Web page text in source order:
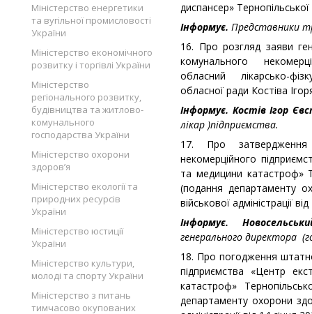
Міністерство енергетики
та вугільної промисловості
України
Міністерство економічного
розвитку і торгівлі України
Міністерство
регіонального розвитку,
будівництва та житлово-
комунального
господарства України
Міністерство охорони
здоров’я
Міністерство екології та
природних ресурсів
України
Міністерство юстиції
України
Міністерство культури,
молоді та спорту України
Міністерство з питань
тимчасово окупованих
диспансер»
Інформує. Представники
16. Про розгляд заяви
комунального
обласний лікарсько-
обласної ради Костіва
Інформує. Костів Ігор
лікар )підприємства.
17. Про
некомерційного
та медицини катастроф»
(подання департаменту
військової адміністрації
Інформує.
генерального директора
18. Про погодження
підприємства «Центр
катастроф»
департаменту охорони